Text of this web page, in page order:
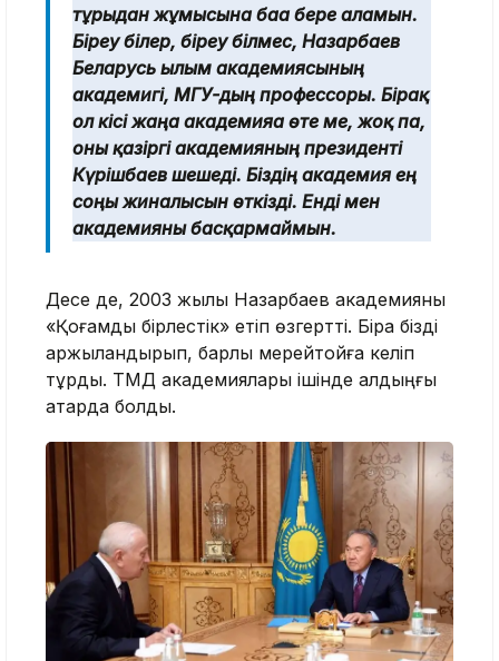
тұрғыдан жұмысына баға бере аламын.
Біреу білер, біреу білмес, Назарбаев
Беларусь ғылым академиясының
академигі, МГУ-дың профессоры. Бірақ
ол кісі жаңа академияға өте ме, жоқ па,
оны қазіргі академияның президенті
Күрішбаев шешеді. Біздің академия ең
соңғы жиналысын өткізді. Енді мен
академияны басқармаймын.
Десе де, 2003 жылы Назарбаев академияны
«Қоғамдық бірлестік» етіп өзгертті. Бірақ бізді
қаржыландырып, барлық мерейтойға келіп
тұрды. ТМД академиялары ішінде алдыңғы
қатарда болдық.